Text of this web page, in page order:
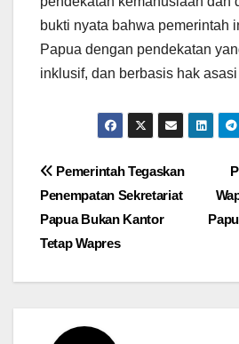
bukti nyata bahwa pemerintah
Papua dengan pendekatan
inklusif, dan berbasis hak
Post
navigation
Pemerintah Tegaskan
Penempatan Sekretariat
Papua Bukan Kantor
Tetap Wapres